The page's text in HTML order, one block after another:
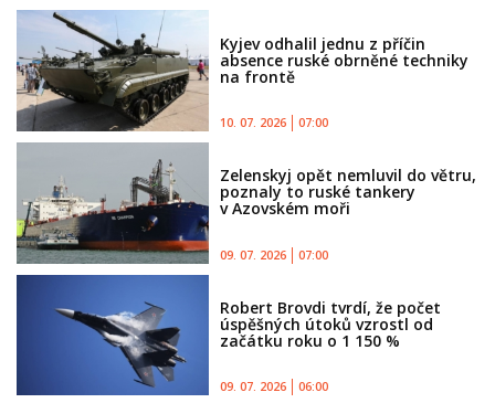
Kyjev odhalil jednu z příčin
absence ruské obrněné techniky
na frontě
10. 07. 2026 07:00
Zelenskyj opět nemluvil do větru,
poznaly to ruské tankery
v Azovském moři
09. 07. 2026 07:00
Robert Brovdi tvrdí, že počet
úspěšných útoků vzrostl od
začátku roku o 1 150 %
09. 07. 2026 06:00